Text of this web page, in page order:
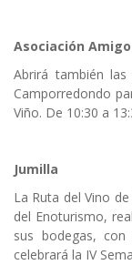
Asociación
Abrirá también
Camporredondo
Viño. De 10:30 a
Jumilla
La Ruta del Vino
del Enoturismo,
sus bodegas,
celebrará la IV